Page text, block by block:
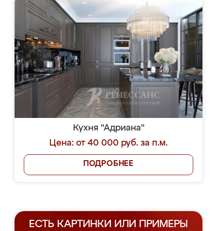
Кухня "Адриана"
Цена: от 40 000 руб. за п.м.
ПОДРОБНЕЕ
ЕСТЬ КАРТИНКИ ИЛИ ПРИМЕРЫ